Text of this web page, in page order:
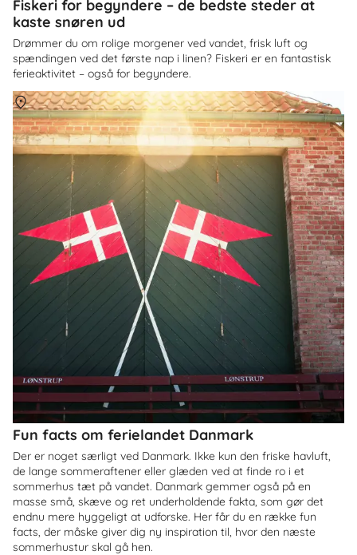
Fiskeri for begyndere – de bedste steder at
kaste snøren ud
Drømmer du om rolige morgener ved vandet, frisk luft og
spændingen ved det første nap i linen? Fiskeri er en fantastisk
ferieaktivitet – også for begyndere.
Fun facts om ferielandet Danmark
Der er noget særligt ved Danmark. Ikke kun den friske havluft,
de lange sommeraftener eller glæden ved at finde ro i et
sommerhus tæt på vandet. Danmark gemmer også på en
masse små, skæve og ret underholdende fakta, som gør det
endnu mere hyggeligt at udforske. Her får du en række fun
facts, der måske giver dig ny inspiration til, hvor den næste
sommerhustur skal gå hen.
OmDanmark